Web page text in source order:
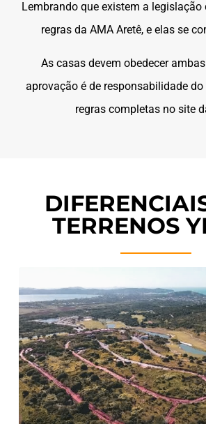
Lembrando que existem a legislação
regras da AMA Aretê, e elas se
As casas devem obedecer
aprovação é de responsabilidade
regras completas no site
TERRENOS